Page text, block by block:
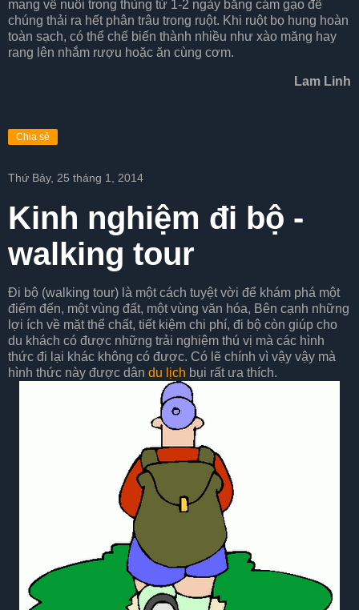
mang về nuôi trong thùng từ 1-2 ngày bằng cám gạo để
chúng thải ra hết phân trâu trong ruột. Khi ruột bọ hung hoàn
toàn sạch, có thể chế biến thành nhiều như xào măng hay
rang lên nhắm rượu hoặc ăn cùng cơm.
Lam Linh
Chia sẻ
Thứ Bảy, 25 tháng 1, 2014
Kinh nghiệm đi bộ -
walking tour
Đi bộ (walking tour) là một cách tuyệt vời để khám phá một
điểm đến, một vùng đất, một vùng văn hóa, Bên cạnh những
lợi ích về mặt thể chất, tiết kiệm chi phí, đi bộ còn giúp cho
du khách có được những trải nghiệm thú vị mà các hình
thức đi lại khác không có được. Có lẽ chính vì vậy vậy mà
hình thức này được dân du lịch bụi rất ưa thích.